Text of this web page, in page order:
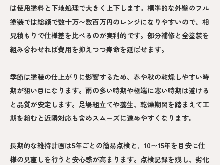
は使用塗料と下地処理で大きく上下します。標準的な外壁のフル
塗装では総額で数十万〜数百万円のレンジになりやすいので、相
見積もりで仕様差を比べるのが実利的です。部分補修と全塗装を
組み合わせれば費用を抑えつつ寿命を延ばせます。
季節は塗装の仕上がりに影響するため、春や秋の乾燥しやすい時
期が狙い目になります。雨の多い時期や極端に寒い時期は避ける
と品質が安定します。足場組立てや養生、乾燥期間を踏まえて工
期を組むと近隣対応も含めスムーズに進めやすくなります。
長期的な維持計画は5年ごとの簡易点検と、10〜15年を目安に仕
様の見直しを行うと安心感が高まります。点検記録を残し、劣化